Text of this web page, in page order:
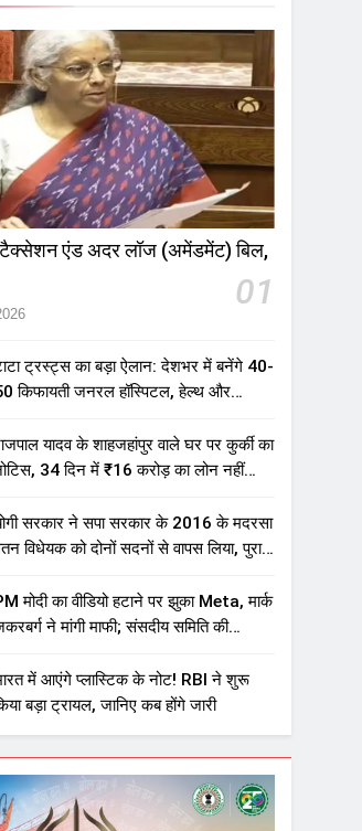
एंड अदर लॉज (अमेंडमेंट) बिल,
01
ट्रस्ट्स का बड़ा ऐलान: देशभर में बनेंगे 40-
किफायती जनरल हॉस्पिटल, हेल्थ और
यादव के शाहजहांपुर वाले घर पर कुर्की का
34 दिन में ₹16 करोड़ का लोन नहीं
सरकार ने सपा सरकार के 2016 के मदरसा
विधेयक को दोनों सदनों से वापस लिया, पुराने
सवाल
मोदी का वीडियो हटाने पर झुका Meta, मार्क
ने मांगी माफी; संसदीय समिति की
में आएंगे प्लास्टिक के नोट! RBI ने शुरू
बड़ा ट्रायल, जानिए कब होंगे जारी